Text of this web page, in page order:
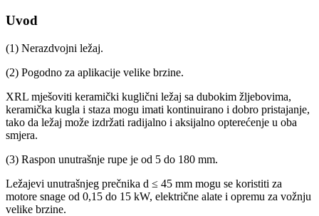
Uvod
(1) Nerazdvojni ležaj.
(2) Pogodno za aplikacije velike brzine.
XRL mješoviti keramički kuglični ležaj sa dubokim žljebovima,
keramička kugla i staza mogu imati kontinuirano i dobro pristajanje,
tako da ležaj može izdržati radijalno i aksijalno opterećenje u oba
smjera.
(3) Raspon unutrašnje rupe je od 5 do 180 mm.
Ležajevi unutrašnjeg prečnika d ≤ 45 mm mogu se koristiti za
motore snage od 0,15 do 15 kW, električne alate i opremu za vožnju
velike brzine.